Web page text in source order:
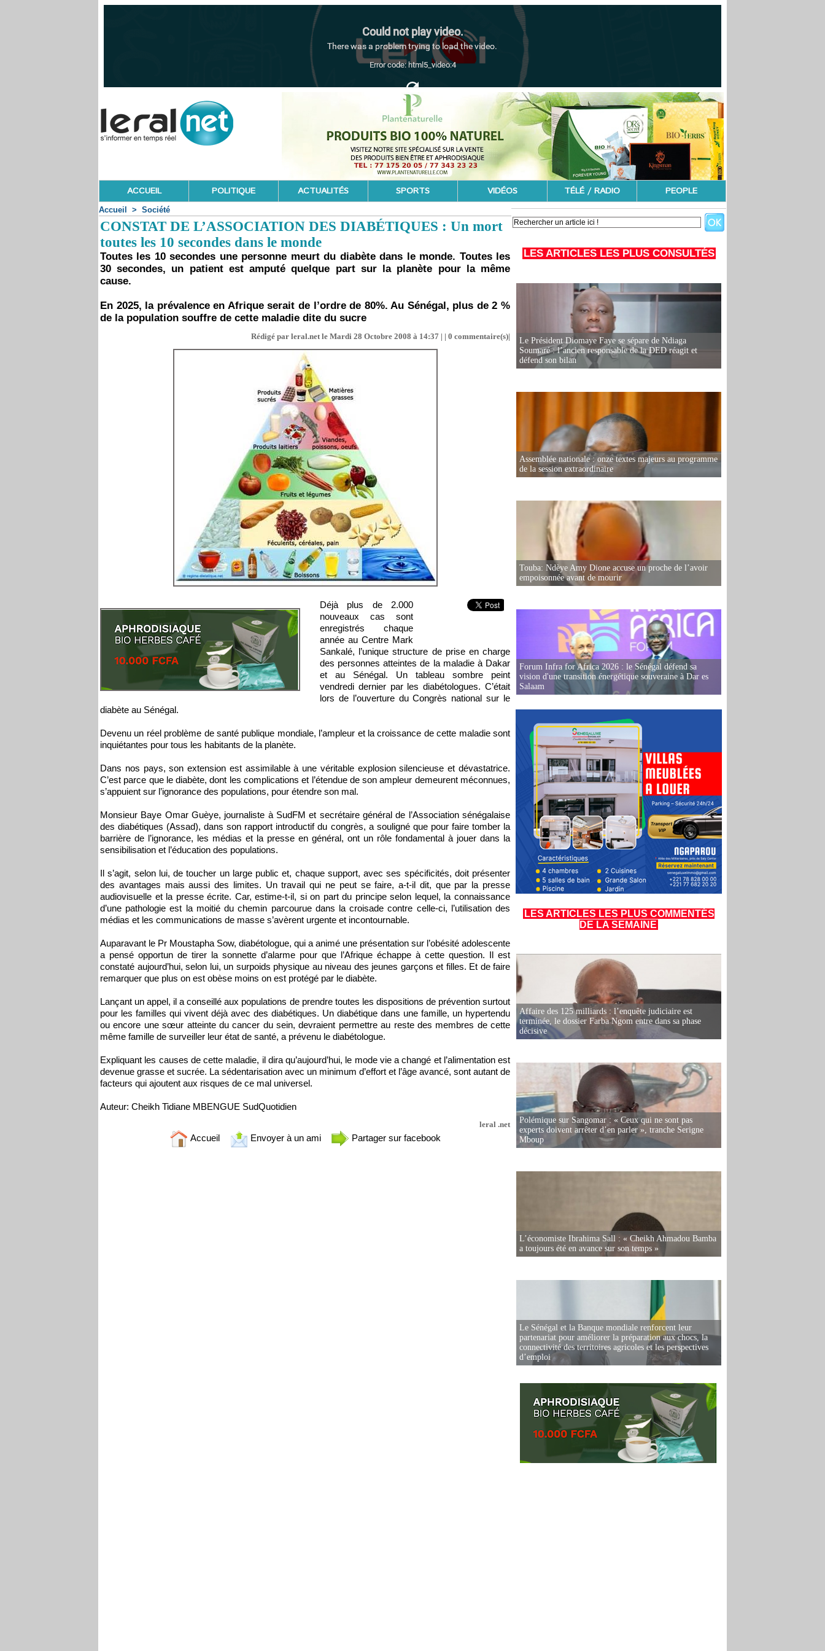
ACCUEIL POLITIQUE ACTUALITÉS SPORTS VIDÉOS TÉLÉ / RADIO PEOPLE
Accueil > Société
CONSTAT DE L’ASSOCIATION DES DIABÉTIQUES : Un mort
toutes les 10 secondes dans le monde
Toutes les 10 secondes une personne meurt du diabète dans le monde. Toutes les
30 secondes, un patient est amputé quelque part sur la planète pour la même
cause.
En 2025, la prévalence en Afrique serait de l’ordre de 80%. Au Sénégal, plus de 2 %
de la population souffre de cette maladie dite du sucre
Rédigé par leral.net le Mardi 28 Octobre 2008 à 14:37 | | 0 commentaire(s)|
Déjà plus de 2.000
nouveaux cas sont
enregistrés chaque
année au Centre Mark
Sankalé, l’unique structure de prise en charge
des personnes atteintes de la maladie à Dakar
et au Sénégal. Un tableau sombre peint
vendredi dernier par les diabétologues. C’était
lors de l’ouverture du Congrès national sur le
diabète au Sénégal.
Devenu un réel problème de santé publique mondiale, l’ampleur et la croissance de cette maladie sont
inquiétantes pour tous les habitants de la planète.
Dans nos pays, son extension est assimilable à une véritable explosion silencieuse et dévastatrice.
C’est parce que le diabète, dont les complications et l’étendue de son ampleur demeurent méconnues,
s’appuient sur l’ignorance des populations, pour étendre son mal.
Monsieur Baye Omar Guèye, journaliste à SudFM et secrétaire général de l’Association sénégalaise
des diabétiques (Assad), dans son rapport introductif du congrès, a souligné que pour faire tomber la
barrière de l’ignorance, les médias et la presse en général, ont un rôle fondamental à jouer dans la
sensibilisation et l’éducation des populations.
Il s’agit, selon lui, de toucher un large public et, chaque support, avec ses spécificités, doit présenter
des avantages mais aussi des limites. Un travail qui ne peut se faire, a-t-il dit, que par la presse
audiovisuelle et la presse écrite. Car, estime-t-il, si on part du principe selon lequel, la connaissance
d’une pathologie est la moitié du chemin parcourue dans la croisade contre celle-ci, l’utilisation des
médias et les communications de masse s’avèrent urgente et incontournable.
Auparavant le Pr Moustapha Sow, diabétologue, qui a animé une présentation sur l’obésité adolescente
a pensé opportun de tirer la sonnette d’alarme pour que l’Afrique échappe à cette question. Il est
constaté aujourd’hui, selon lui, un surpoids physique au niveau des jeunes garçons et filles. Et de faire
remarquer que plus on est obèse moins on est protégé par le diabète.
Lançant un appel, il a conseillé aux populations de prendre toutes les dispositions de prévention surtout
pour les familles qui vivent déjà avec des diabétiques. Un diabétique dans une famille, un hypertendu
ou encore une sœur atteinte du cancer du sein, devraient permettre au reste des membres de cette
même famille de surveiller leur état de santé, a prévenu le diabétologue.
Expliquant les causes de cette maladie, il dira qu’aujourd’hui, le mode vie a changé et l’alimentation est
devenue grasse et sucrée. La sédentarisation avec un minimum d’effort et l’âge avancé, sont autant de
facteurs qui ajoutent aux risques de ce mal universel.
Auteur: Cheikh Tidiane MBENGUE SudQuotidien
leral .net
Accueil Envoyer à un ami Partager sur facebook
LES ARTICLES LES PLUS CONSULTÉS
Le Président Diomaye Faye se sépare de Ndiaga
Soumaré : l’ancien responsable de la DED réagit et
défend son bilan
Assemblée nationale : onze textes majeurs au programme
de la session extraordinaire
Touba: Ndèye Amy Dione accuse un proche de l’avoir
empoisonnée avant de mourir
Forum Infra for Africa 2026 : le Sénégal défend sa
vision d'une transition énergétique souveraine à Dar es
Salaam
LES ARTICLES LES PLUS COMMENTÉS
DE LA SEMAINE
Affaire des 125 milliards : l’enquête judiciaire est
terminée, le dossier Farba Ngom entre dans sa phase
décisive
Polémique sur Sangomar : « Ceux qui ne sont pas
experts doivent arrêter d’en parler », tranche Serigne
Mboup
L’économiste Ibrahima Sall : « Cheikh Ahmadou Bamba
a toujours été en avance sur son temps »
Le Sénégal et la Banque mondiale renforcent leur
partenariat pour améliorer la préparation aux chocs, la
connectivité des territoires agricoles et les perspectives
d’emploi